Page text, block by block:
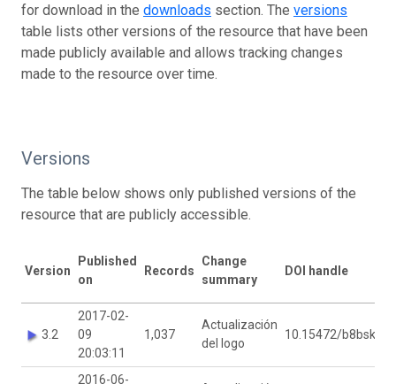
for download in the downloads section. The versions
table lists other versions of the resource that have been
made publicly available and allows tracking changes
made to the resource over time.
Versions
The table below shows only published versions of the
resource that are publicly accessible.
Version
Published
on
Records
Change
summary
DOI handle
3.2
2017-02-
09
20:03:11
1,037
Actualización
del logo
10.15472/b8bskb
2016-06-